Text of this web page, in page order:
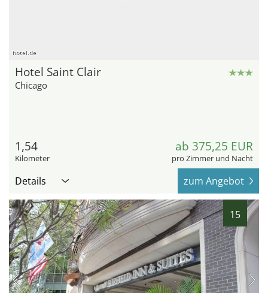
hotel.de
Hotel Saint Clair
Chicago
1,54
Kilometer
ab 375,25 EUR
pro Zimmer und Nacht
Details zum Angebot
15